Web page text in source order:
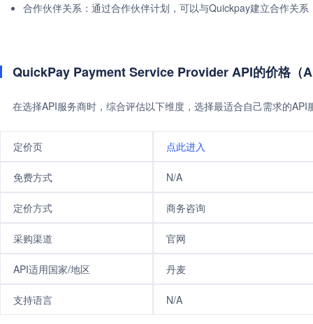
合作伙伴关系：通过合作伙伴计划，可以与Quickpay建立合作关
QuickPay Payment Service Provider API的价格（
在选择API服务商时，综合评估以下维度，选择最适合自己需求的
定价页 点此进入
免费方式 N/A
定价方式 商务咨询
采购渠道 官网
API适用国家/地区 丹麦
支持语言 N/A